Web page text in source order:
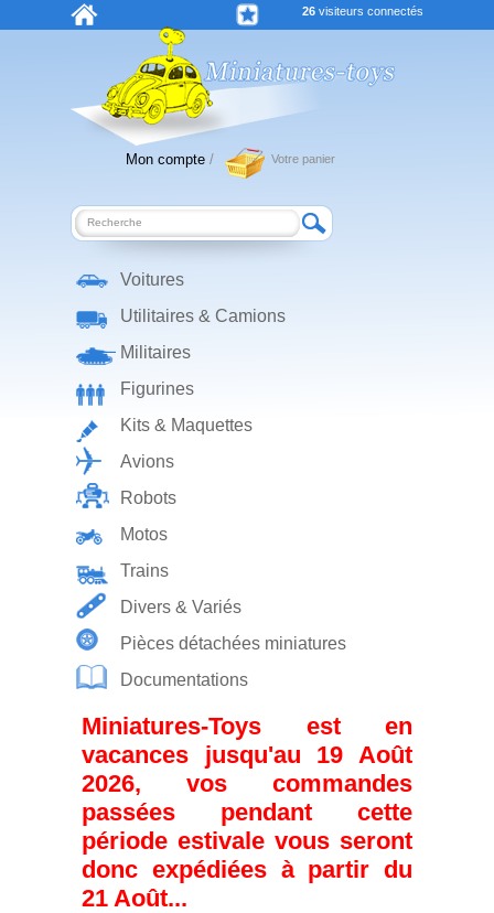
26 visiteurs connectés
Mon compte / Votre panier
Voitures
Utilitaires & Camions
Militaires
Figurines
Kits & Maquettes
Avions
Robots
Motos
Trains
Divers & Variés
Pièces détachées miniatures
Documentations
Miniatures-Toys est en
vacances jusqu'au 19 Août
2026, vos commandes
passées pendant cette
période estivale vous seront
donc expédiées à partir du
21 Août...